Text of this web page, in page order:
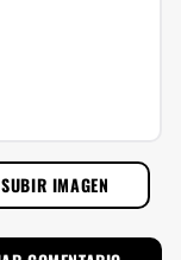
SUBIR IMAGEN